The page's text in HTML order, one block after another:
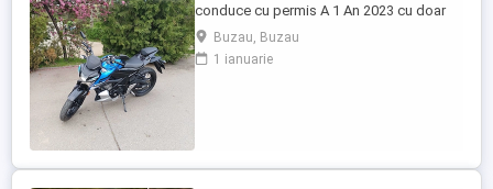
conduce cu permis A 1 An 2023 cu doar
5000km Stare impecabila , fara cazaturi
ITP valabil pana in noiembrie 2027 Revizii
si schimb de ulei in service autorizat
Buzau, Buzau
1 ianuarie